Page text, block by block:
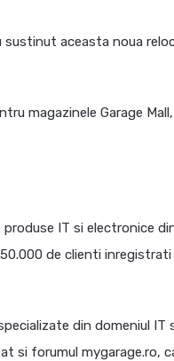
sustinut aceasta noua
magazinele Garage
IT si electronice
de clienti
din domeniul IT
si forumul mygarage.ro,